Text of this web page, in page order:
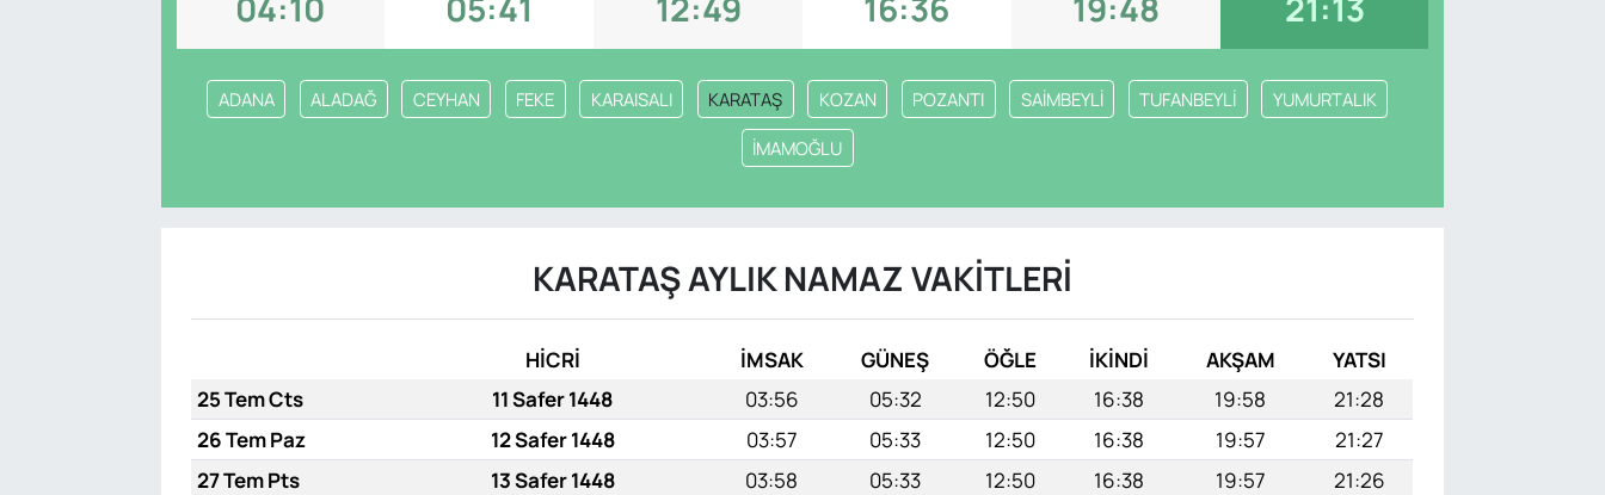
ADANA ALADAĞ CEYHAN FEKE KARAISALI KARATAŞ KOZAN POZANTI SAİMBEYLİ TUFANBEYLİ YUMURTALIK
İMAMOĞLU
KARATAŞ AYLIK NAMAZ VAKITLERI
HİCRİ İMSAK GÜNEŞ ÖĞLE İKINDI AKŞAM
YATSI
25 Tem Cts
11 Safer 1448 03:56 05:32 12:50 16:38 19:58
21:28
26 Tem Paz
12 Safer 1448 03:57 05:33 12:50 16:38 19:57
21:27
27 Tem Pts
13 Safer 1448 03:58 05:33 12:50 16:38 19:57
21:26